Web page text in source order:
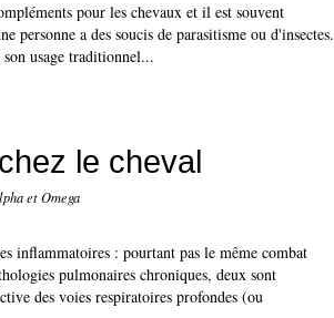
pour les chevaux et il est souvent
personne a des soucis de parasitisme ou d'insectes.
usage traditionnel...
le cheval
et Omega
inflammatoires : pourtant pas le même combat
pulmonaires chroniques, deux sont
des voies respiratoires profondes (ou